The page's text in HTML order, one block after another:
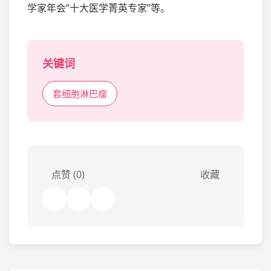
学家年会”十大医学菁英专家”等。
关键词
套细胞淋巴瘤
点赞 (0) 收藏